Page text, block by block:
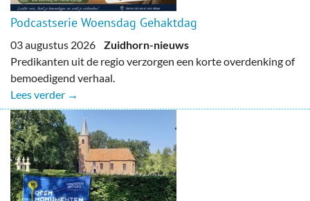
Podcastserie Woensdag Gehaktdag
03 augustus 2026 Zuidhorn-nieuws
Predikanten uit de regio verzorgen een korte overdenking of
bemoedigend verhaal.
Lees verder →